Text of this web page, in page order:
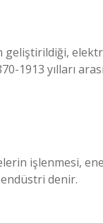
1913 yılları
işlenmesi,
denir.